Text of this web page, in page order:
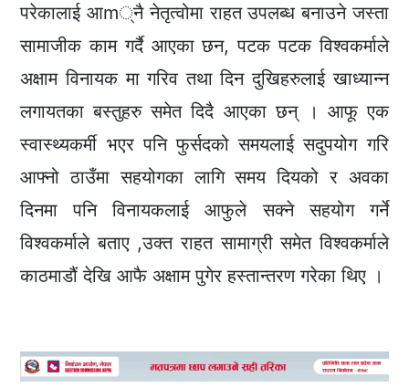
परेकालाई आm्नै नेतृत्वोमा राहत उपलब्ध बनाउने जस्ता
सामाजीक काम गर्दै आएका छन, पटक पटक विश्वकर्माले
अक्षाम विनायक मा गरिव तथा दिन दुखिहरुलाई खाध्यान्न
लगायतका बस्तुहरु समेत दिदै आएका छन् । आफू एक
स्वास्थ्यकर्मी भएर पनि फुर्सदको समयलाई सदुपयोग गरि
आफ्नो ठाउँमा सहयोगका लागि समय दियको र अवका
दिनमा पनि विनायकलाई आफुले सक्ने सहयोग गर्ने
विश्वकर्माले बताए ,उक्त राहत सामाग्री समेत विश्वकर्माले
काठमाडौं देखि आफै अक्षाम पुगेर हस्तान्तरण गरेका थिए ।